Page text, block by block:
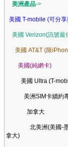
美洲產品->
美國 T-mobile (可分
美國 Verizon(訊號最
美國 AT&T (限
美國(純網卡)
美國 Ultra (T-
美洲SIM卡續約
加拿大
北美洲(美國-
拿大)